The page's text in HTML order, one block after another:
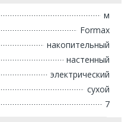
м
Formax
накопительный
настенный
электрический
сухой
7